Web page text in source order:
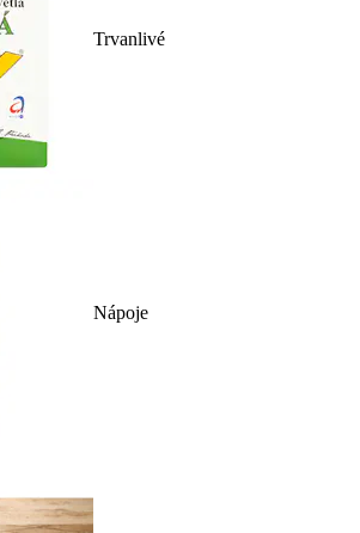
Trvanlivé
Nápoje